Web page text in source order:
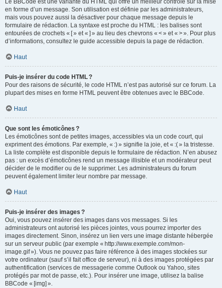
Le BBCode est une variante du HTML qui offre un meilleur contrôle sur la mise
en forme d’un message. Son utilisation est définie par les administrateurs,
mais vous pouvez aussi la désactiver pour chaque message depuis le
formulaire de rédaction. La syntaxe est proche du HTML : les balises sont
entourées de crochets « [ » et « ] » au lieu des chevrons « < » et « > ». Pour plus
d’informations, consultez le guide accessible depuis la page de rédaction.
Haut
Puis-je insérer du code HTML ?
Pour des raisons de sécurité, le code HTML n’est pas autorisé sur ce forum. La
plupart des mises en forme HTML peuvent être obtenues avec le BBCode.
Haut
Que sont les émoticônes ?
Les émoticônes sont de petites images, accessibles via un code court, qui
expriment des émotions. Par exemple, « :) » signifie la joie, et « :( » la tristesse.
La liste complète est disponible depuis le formulaire de rédaction. N’en abusez
pas : un excès d’émoticônes rend un message illisible et un modérateur peut
décider de le modifier ou de le supprimer. Les administrateurs du forum
peuvent également limiter leur nombre par message.
Haut
Puis-je insérer des images ?
Oui, vous pouvez insérer des images dans vos messages. Si les
administrateurs ont autorisé les pièces jointes, vous pourrez importer des
images directement. Sinon, insérez un lien vers une image distante hébergée
sur un serveur public (par exemple « http://www.exemple.com/mon-
image.gif »). Vous ne pouvez pas faire référence à des images stockées sur
votre ordinateur (sauf s’il fait office de serveur), ni à des images protégées par
authentification (services de messagerie comme Outlook ou Yahoo, sites
protégés par mot de passe, etc.). Pour insérer une image, utilisez la balise
BBCode « [img] ».